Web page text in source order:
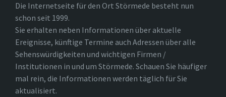
Die Internetseite für den Ort Störmede besteht nun
schon seit 1999.
Sie erhalten neben Informationen über aktuelle
Ereignisse, künftige Termine auch Adressen über alle
Sehenswürdigkeiten und wichtigen Firmen /
Institutionen in und um Störmede. Schauen Sie häufiger
mal rein, die Informationen werden täglich für Sie
aktualisiert.